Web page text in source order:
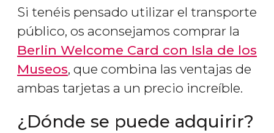
Si tenéis pensado utilizar el transporte
público, os aconsejamos comprar la
Berlin Welcome Card con Isla de los
Museos, que combina las ventajas de
ambas tarjetas a un precio increíble.
¿Dónde se puede adquirir?